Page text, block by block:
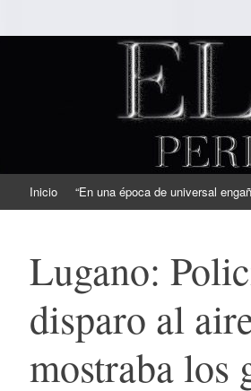
EL SINDICAL
Periodismo Inteligente
al
Inicio “En una época de universal
Lugano:
disparo al
mostraba los